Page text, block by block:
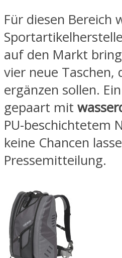
Für diesen Bereich
auf den Markt
vier neue
ergänzen sollen.
gepaart mit
PU-beschichtetem
keine Chancen
Pressemitteilung.